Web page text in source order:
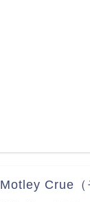
Motley Crue（